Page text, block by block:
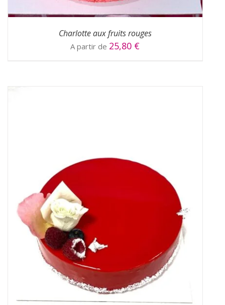
Charlotte aux fruits rouges
A partir de 25,80 €
CHOIX DES OPTIONS DÉTAILS